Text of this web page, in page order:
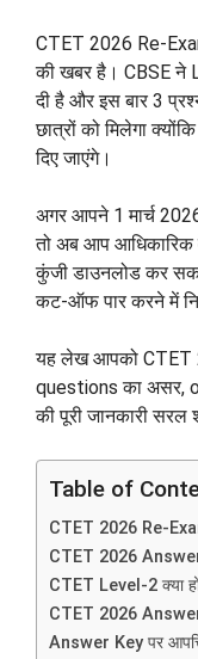
CTET 2026 Re-
की खबर है। CBSE ने
दी है और इस बार 3
छात्रों को मिलेगा
दिए जाएंगे।
अगर आपने 1 मार्च
तो अब आप आधिकारिक
कुंजी डाउनलोड कर
कट-ऑफ पार करने में
यह लेख आपको CTET
questions का असर,
की पूरी जानकारी सरल
Table of
CTET 2026 Re-
CTET 2026
CTET Level-2 क्या
CTET 2026
Answer Key पर